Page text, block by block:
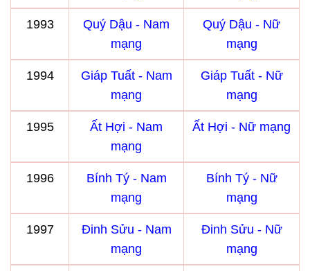
1993
Quý Dậu - Nam
mạng
Quý Dậu - Nữ
mạng
1994
Giáp Tuất - Nam
mạng
Giáp Tuất - Nữ
mạng
1995
Ất Hợi - Nam
mạng
Ất Hợi - Nữ mạng
1996
Bính Tý - Nam
mạng
Bính Tý - Nữ
mạng
1997
Đinh Sửu - Nam
mạng
Đinh Sửu - Nữ
mạng